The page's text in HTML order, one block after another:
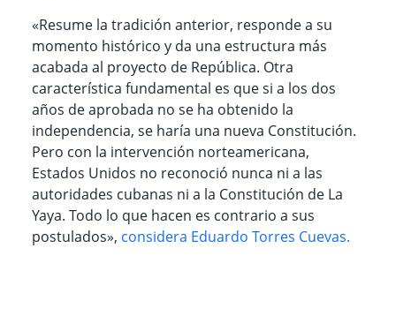
«Resume la tradición anterior, responde a su
momento histórico y da una estructura más
acabada al proyecto de República. Otra
característica fundamental es que si a los dos
años de aprobada no se ha obtenido la
independencia, se haría una nueva Constitución.
Pero con la intervención norteamericana,
Estados Unidos no reconoció nunca ni a las
autoridades cubanas ni a la Constitución de La
Yaya. Todo lo que hacen es contrario a sus
postulados», considera Eduardo Torres Cuevas.